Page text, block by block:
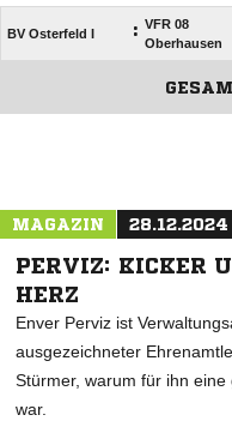
BV Osterfeld I : VFR 08
Oberhausen
MAGAZIN
PERVIZ: KICKER
HERZ
Enver Perviz ist
ausgezeichneter
Stürmer, warum für ihn
war.